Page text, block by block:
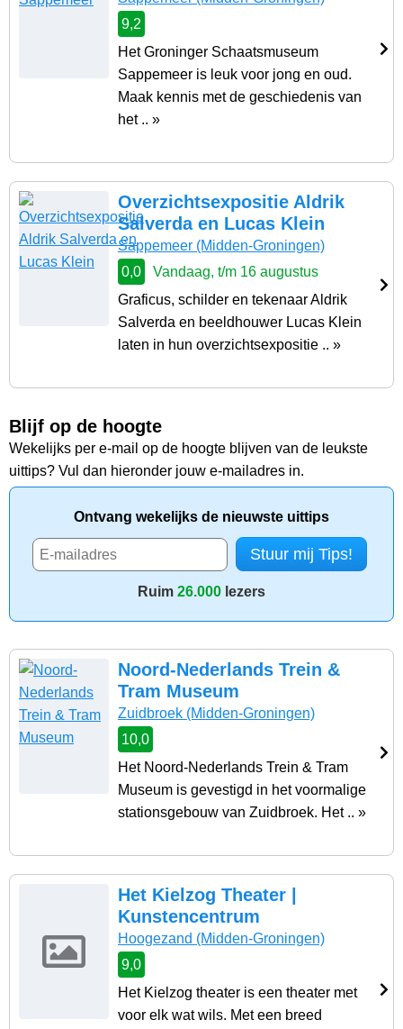
9,2
Het Groninger Schaatsmuseum
Sappemeer is leuk voor jong en oud.
Maak kennis met de geschiedenis van
het .. »
Overzichtsexpositie Aldrik
Salverda en Lucas Klein
Sappemeer (Midden-Groningen)
0,0
Vandaag, t/m 16 augustus
Graficus, schilder en tekenaar Aldrik
Salverda en beeldhouwer Lucas Klein
laten in hun overzichtsexpositie .. »
Blijf op de hoogte
Wekelijks per e-mail op de hoogte blijven van de leukste
uittips? Vul dan hieronder jouw e-mailadres in.
Ontvang wekelijks de nieuwste uittips
Ruim 26.000 lezers
Noord-Nederlands Trein &
Tram Museum
Zuidbroek (Midden-Groningen)
10,0
Het Noord-Nederlands Trein & Tram
Museum is gevestigd in het voormalige
stationsgebouw van Zuidbroek. Het .. »
Het Kielzog Theater |
Kunstencentrum
Hoogezand (Midden-Groningen)
9,0
Het Kielzog theater is een theater met
voor elk wat wils. Met een breed